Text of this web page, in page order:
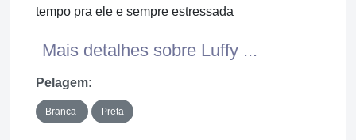
tempo pra ele e sempre estressada
Mais detalhes sobre Luffy ...
Pelagem:
Branca Preta